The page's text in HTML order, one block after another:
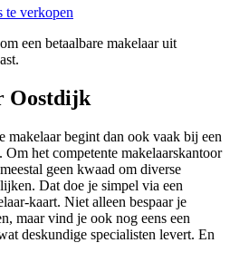
te verkopen
een betaalbare makelaar uit
Oostdijk
makelaar begint dan ook vaak bij een
het competente makelaarskantoor
geen kwaad om diverse
Dat doe je simpel via een
kaart. Niet alleen bespaar je
maar vind je ook nog eens een
deskundige specialisten levert. En